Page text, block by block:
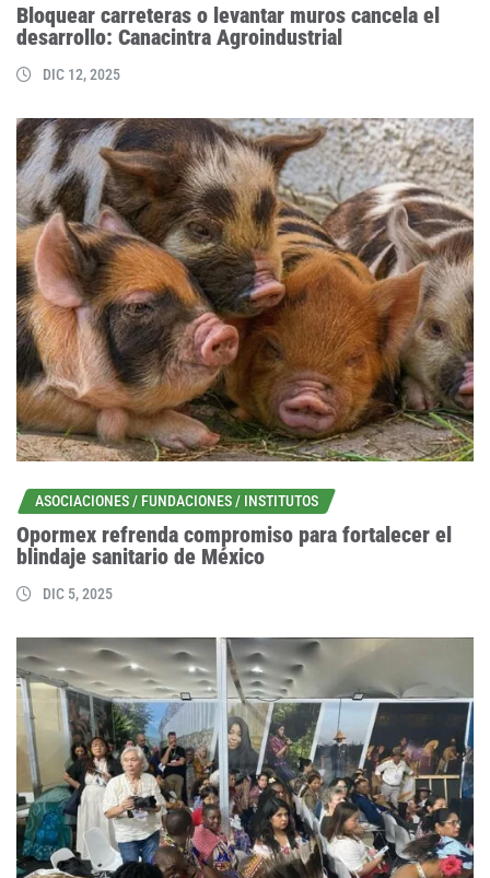
Bloquear carreteras o levantar muros cancela el
desarrollo: Canacintra Agroindustrial
DIC 12, 2025
ASOCIACIONES / FUNDACIONES / INSTITUTOS
Opormex refrenda compromiso para fortalecer el
blindaje sanitario de México
DIC 5, 2025